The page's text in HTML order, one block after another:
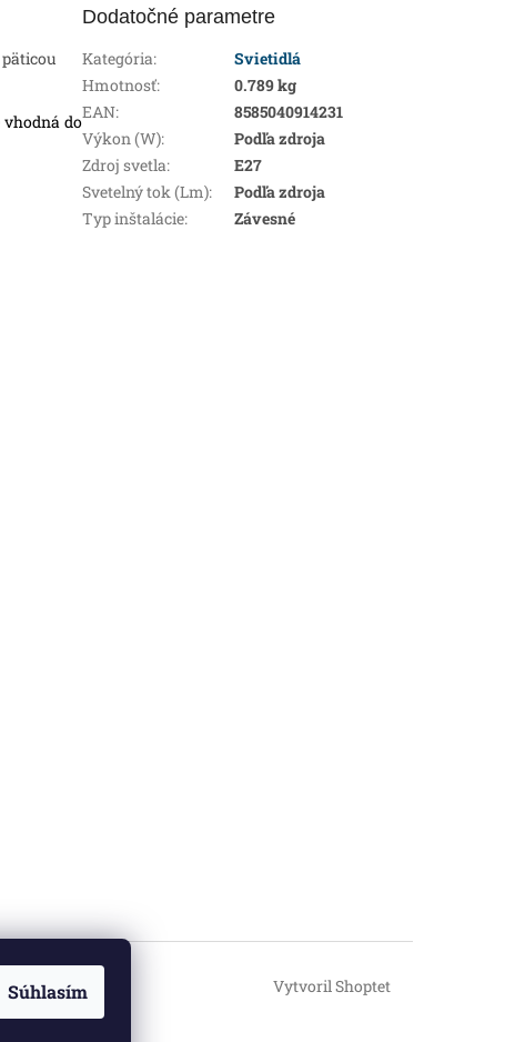
Súhlasím
do
Dodatočné parametre
Kategória:
Svietidlá
Hmotnosť:
0.789 kg
EAN:
8585040914231
Výkon (W):
Podľa zdroja
Zdroj svetla:
E27
Svetelný tok (Lm):
Podľa zdroja
Typ inštalácie: Závesné
Vytvoril Shoptet